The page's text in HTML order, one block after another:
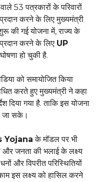
53 पत्रकारों के परिवारों
करने के लिए मुख्यमंत्री
की गई योजना में, राज्य के
करने के लिए UP
हो चुकी है.
को समायोजित किया
करते हुए मुख्यमंत्री ने कहा
दिया गया है. ताकि इस योजना
जा सके।
Yojana के मॉडल पर भी
जनता की भलाई के लक्ष्य
और विपरीत परिस्थितियों
इस लक्ष्य को हासिल करने